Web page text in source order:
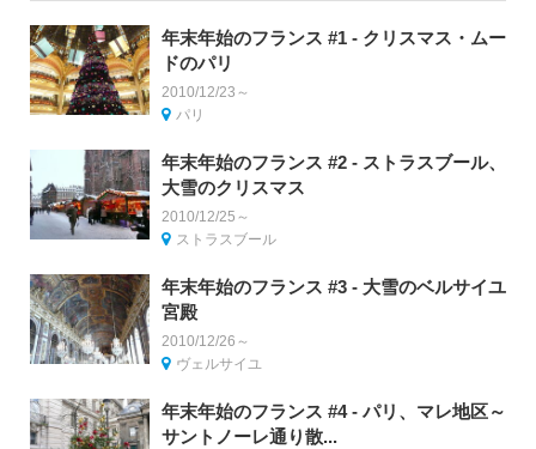
年末年始のフランス #1 - クリスマス・ムー
ドのパリ
2010/12/23～
パリ
年末年始のフランス #2 - ストラスブール、
大雪のクリスマス
2010/12/25～
ストラスブール
年末年始のフランス #3 - 大雪のベルサイユ
宮殿
2010/12/26～
ヴェルサイユ
年末年始のフランス #4 - パリ、マレ地区～
サントノーレ通り散...